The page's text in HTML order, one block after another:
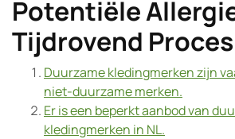
Potentiële
Tijdrovend Proces
Duurzame kledingmerken zijn
niet-duurzame merken.
Er is een beperkt aanbod van
kledingmerken in NL.